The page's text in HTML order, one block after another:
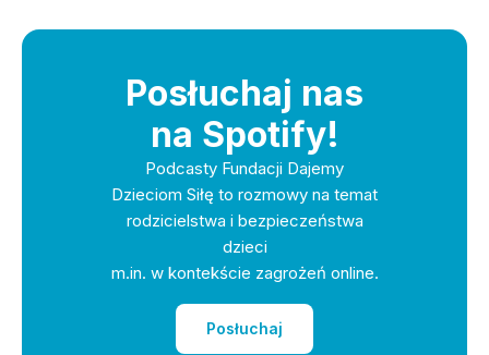
Posłuchaj nas
na Spotify!
Podcasty Fundacji Dajemy
Dzieciom Siłę to rozmowy na temat
rodzicielstwa i bezpieczeństwa
dzieci
m.in. w kontekście zagrożeń online.
Posłuchaj